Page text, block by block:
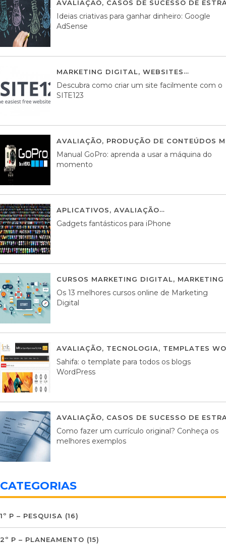
AVALIAÇÃO, CASOS DE SUCESSO DE
Ideias criativas para ganhar dinheiro: Google
AdSense
MARKETING DIGITAL, WEBSITES
Descubra como criar um site facilmente com o
SITE123
AVALIAÇÃO, PRODUÇÃO DE CONTEÚDOS
Manual GoPro: aprenda a usar a máquina do
momento
APLICATIVOS, AVALIAÇÃO
Gadgets fantásticos para iPhone
CURSOS MARKETING DIGITAL,
Os 13 melhores cursos online de Marketing
Digital
AVALIAÇÃO, TECNOLOGIA, TEMPLATES
Sahifa: o template para todos os blogs
WordPress
AVALIAÇÃO, CASOS DE SUCESSO DE
Como fazer um currículo original? Conheça os
melhores exemplos
CATEGORIAS
1º P – PESQUISA (16)
2º P – PLANEAMENTO (15)